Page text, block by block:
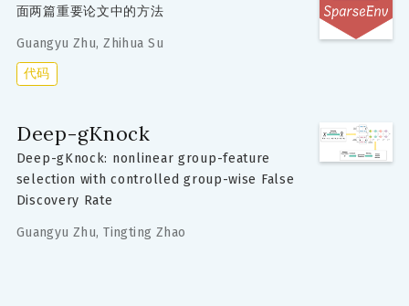
面两篇重要论文中的方法
Guangyu Zhu,Zhihua Su
代码
Deep-gKnock
Deep-gKnock: nonlinear group-feature
selection with controlled group-wise False
Discovery Rate
Guangyu Zhu,Tingting Zhao